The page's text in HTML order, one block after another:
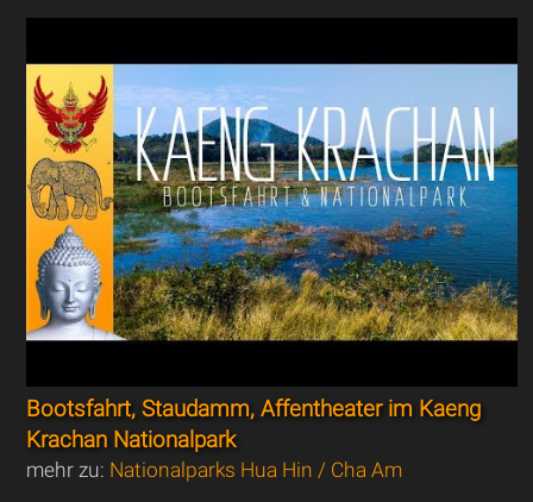
Bootsfahrt, Staudamm, Affentheater im Kaeng
Krachan Nationalpark
mehr zu: Nationalparks Hua Hin / Cha Am